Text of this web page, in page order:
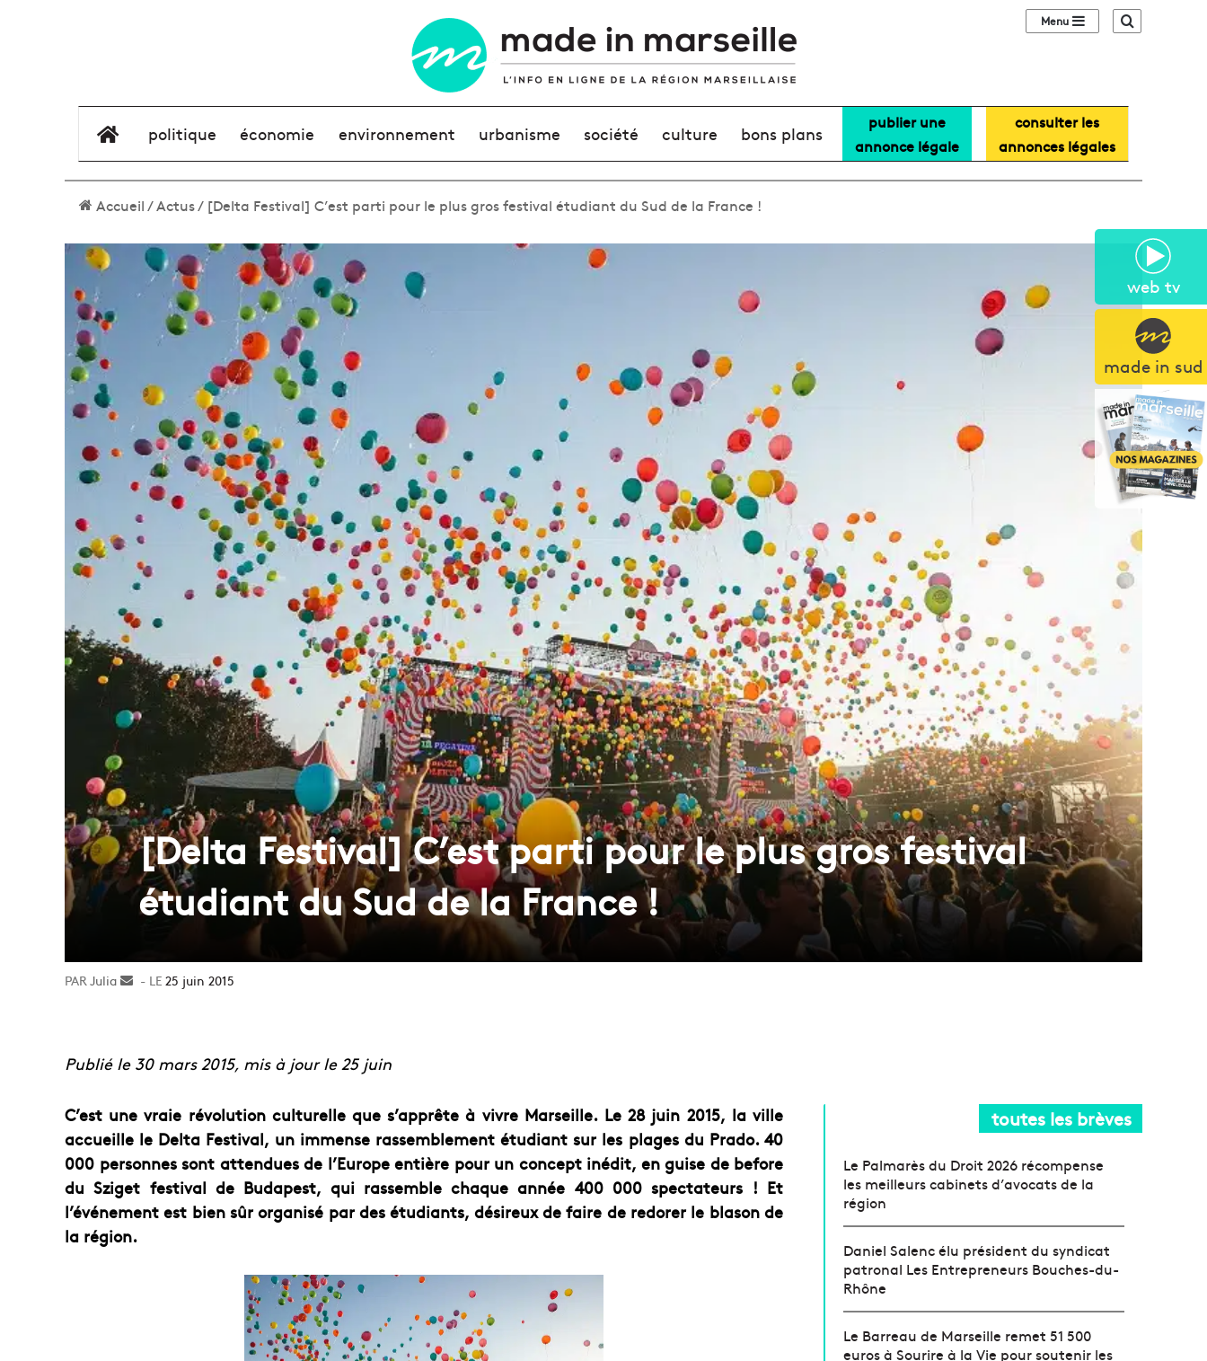
web tv
made in sud
Sidebar (barre
élément de menu
politique économie environnement urbanisme société culture bons plans
publier une
annonce légale
consulter les
annonces légales
Accueil/Actus/ [Delta Festival] C’est parti pour le plus gros festival étudiant du Sud de la France !
[Delta Festival] C’est parti pour le plus gros festival
étudiant du Sud de la France !
Julia
Envoyer25 juin 2015
Publié le 30 mars 2015, mis à jour le 25 juin
C’est une vraie révolution culturelle que s’apprête à vivre Marseille. Le 28 juin 2015, la ville
accueille le Delta Festival, un immense rassemblement étudiant sur les plages du Prado. 40
000 personnes sont attendues de l’Europe entière pour un concept inédit, en guise de before
du Sziget festival de Budapest, qui rassemble chaque année 400 000 spectateurs ! Et
l’événement est bien sûr organisé par des étudiants, désireux de faire de redorer le blason de
la région.
toutes les brèves
Le Palmarès du Droit 2026 récompense
les meilleurs cabinets d’avocats de la
région
Daniel Salenc élu président du syndicat
patronal Les Entrepreneurs Bouches-du-
Rhône
Le Barreau de Marseille remet 51 500
euros à Sourire à la Vie pour soutenir les